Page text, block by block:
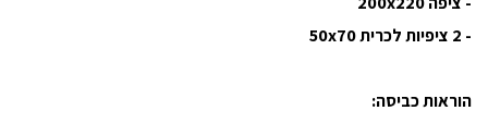
- 2 ציפיות לכרית 50x70
הוראות כביסה: